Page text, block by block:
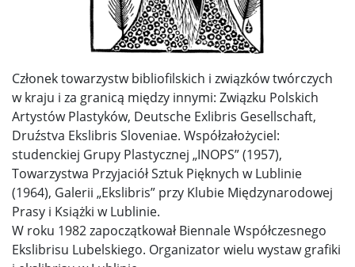
Członek towarzystw bibliofilskich i związków twórczych
w kraju i za granicą między innymi: Związku Polskich
Artystów Plastyków, Deutsche Exlibris Gesellschaft,
Druźstva Ekslibris Sloveniae. Współzałożyciel:
studenckiej Grupy Plastycznej „INOPS” (1957),
Towarzystwa Przyjaciół Sztuk Pięknych w Lublinie
(1964), Galerii „Ekslibris” przy Klubie Międzynarodowej
Prasy i Książki w Lublinie.
W roku 1982 zapoczątkował Biennale Współczesnego
Ekslibrisu Lubelskiego. Organizator wielu wystaw grafiki